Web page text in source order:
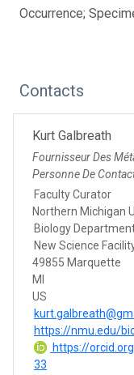
Occurrence;
Contacts
Kurt Galbreath
Fournisseur Des
Personne De
Faculty Curator
Northern Michigan
Biology
New Science
49855 Marquette
MI
US
https://nmu.edu/
https://
33